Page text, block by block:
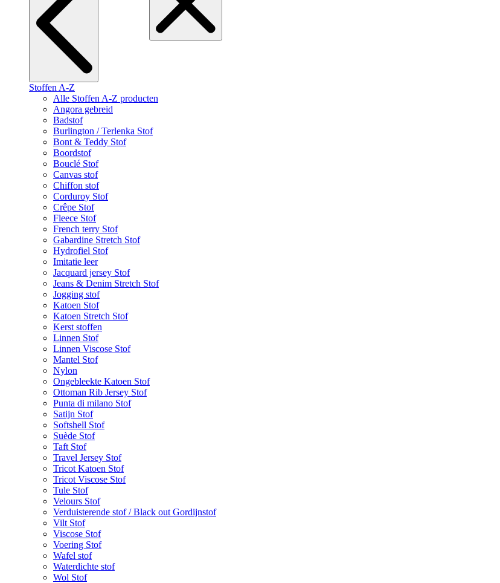
Stoffen A-Z
Alle Stoffen A-Z producten
Angora gebreid
Badstof
Burlington / Terlenka Stof
Bont & Teddy Stof
Boordstof
Bouclé Stof
Canvas stof
Chiffon stof
Corduroy Stof
Crêpe Stof
Fleece Stof
French terry Stof
Gabardine Stretch Stof
Hydrofiel Stof
Imitatie leer
Jacquard jersey Stof
Jeans & Denim Stretch Stof
Jogging stof
Katoen Stof
Katoen Stretch Stof
Kerst stoffen
Linnen Stof
Linnen Viscose Stof
Mantel Stof
Nylon
Ongebleekte Katoen Stof
Ottoman Rib Jersey Stof
Punta di milano Stof
Satijn Stof
Softshell Stof
Suède Stof
Taft Stof
Travel Jersey Stof
Tricot Katoen Stof
Tricot Viscose Stof
Tule Stof
Velours Stof
Verduisterende stof / Black out Gordijnstof
Vilt Stof
Viscose Stof
Voering Stof
Wafel stof
Waterdichte stof
Wol Stof